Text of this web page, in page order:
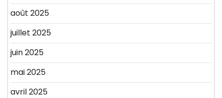
août 2025
juillet 2025
juin 2025
mai 2025
avril 2025